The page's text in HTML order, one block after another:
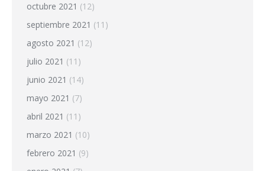
octubre 2021 (12)
septiembre 2021 (11)
agosto 2021 (12)
julio 2021 (11)
junio 2021 (14)
mayo 2021 (7)
abril 2021 (11)
marzo 2021 (10)
febrero 2021 (9)